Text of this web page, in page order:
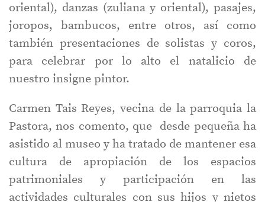
oriental), danzas (zuliana y oriental), pasajes,
joropos, bambucos, entre otros, así como
también presentaciones de solistas y coros,
para celebrar por lo alto el natalicio de
nuestro insigne pintor.
Carmen Tais Reyes, vecina de la parroquia la
Pastora, nos comento, que desde pequeña ha
asistido al museo y ha tratado de mantener esa
cultura de apropiación de los espacios
patrimoniales y participación en las
actividades culturales con sus hijos y nietos